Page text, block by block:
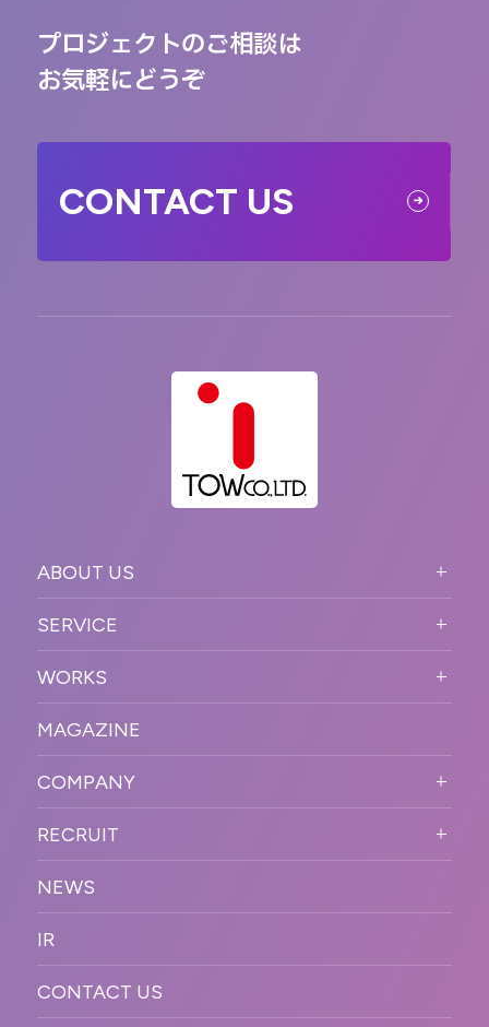
プロジェクトのご相談は
お気軽にどうぞ
CONTACT US
ABOUT US
PURPOSE
VISION
OUR DNA
SERVICE
STRONG POINT
BUSINESS DOMAIN
SOLUTION
WORKFLOW
WORKS
オンラインイベント
SNSプロモーション
プラットフォーム販
促
デジタル制作・映像
制作
PR
カンファレンス・展示会・アワ
ESPORTS・ゲームプロモーシ
MAGAZINE
COMPANY
COMPANY INFORMATION
MESSAGE
OFFICER
ACCESS
ORGANIZATION CHART
RECRUIT
新卒採用
キャリア採用
NEWS
IR
CONTACT US